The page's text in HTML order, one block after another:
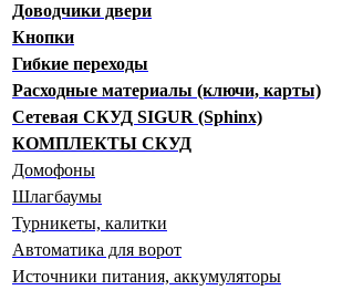
Доводчики двери
Кнопки
Гибкие переходы
Расходные материалы (ключи, карты)
Сетевая СКУД SIGUR (Sphinx)
КОМПЛЕКТЫ СКУД
Домофоны
Шлагбаумы
Турникеты, калитки
Автоматика для ворот
Источники питания, аккумуляторы